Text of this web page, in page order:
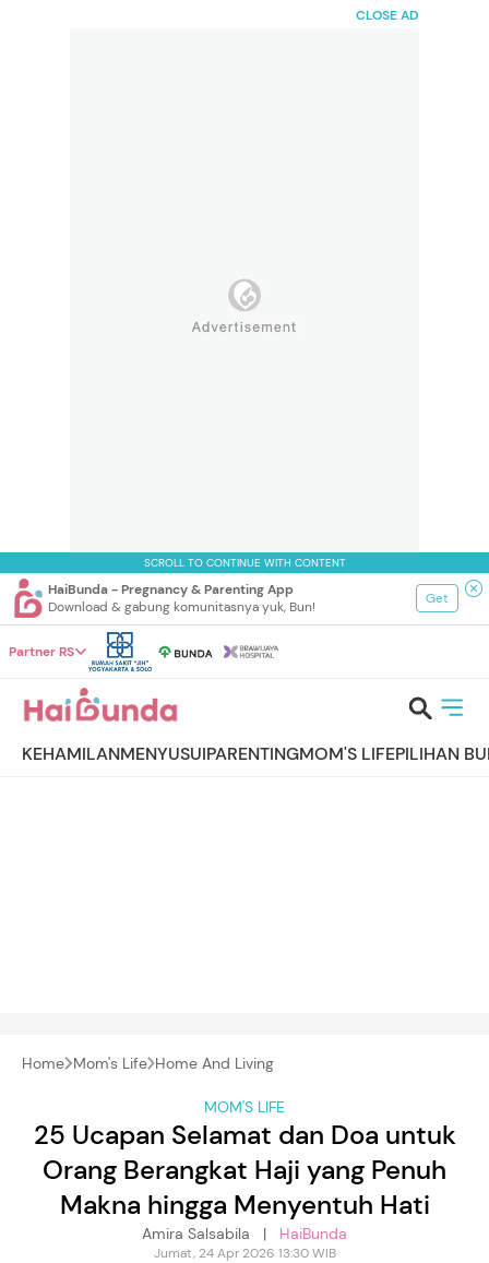
CLOSE AD
SCROLL TO CONTINUE WITH CONTENT
HaiBunda - Pregnancy & Parenting App
Download & gabung komunitasnya yuk, Bun!
Get
Partner RS
KEHAMILANMENYUSUIPARENTINGMOM'S LIFEPILIHAN
Home Mom's Life Home And Living
MOM'S LIFE
25 Ucapan Selamat dan Doa untuk
Orang Berangkat Haji yang Penuh
Makna hingga Menyentuh Hati
Amira Salsabila | HaiBunda
Jumat, 24 Apr 2026 13:30 WIB